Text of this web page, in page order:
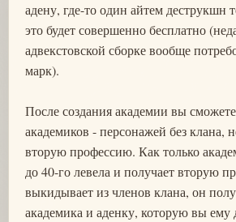
адену, где-то один айтем деструкшн
это будет совершенно бесплатно
адвекстовской сборке вообще
марк).
После создания академии вы
академиков - персонажей без клана,
вторую профессию. Как только
до 40-го левела и получает вторую
выкидывает из членов клана, он
академика и аденку, которую вы ему